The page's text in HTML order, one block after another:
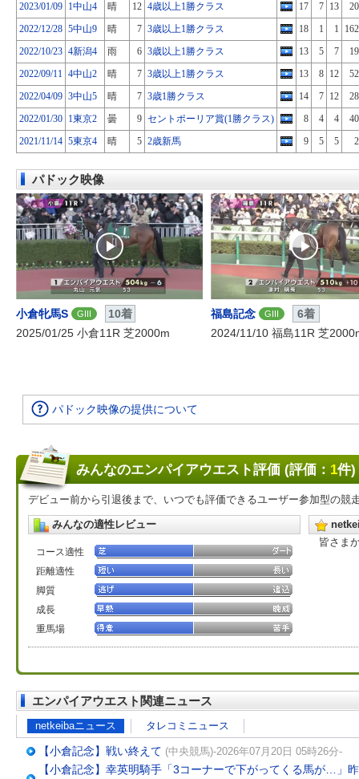
2023/01/09 1中山4 晴 12 4歳以上1勝クラス 17 7 13
2022/12/28 5中山9 晴 7 3歳以上1勝クラス 18 1 1
2022/10/23 4新潟4 雨 6 3歳以上1勝クラス 13 5 7
2022/09/11 4中山2 晴 7 3歳以上1勝クラス 13 8 12
2022/04/09 3中山5 晴 7 3歳1勝クラス 14 7 12
2022/01/30 1東京2 曇 9 セントポーリア賞(1勝クラス) 8 4 4
2021/11/14 5東京4 晴 5 2歳新馬 9 5 5
パドック映像
小倉牝馬S GIII
10着
2025/01/25 小倉11R 芝2000m
福島記念 GIII
6着
2024/11/10 福島11R 芝
パドック映像の提供について
みんなのエンパイアウエスト評価 (評価： 1件)
デビュー前から引退後まで、いつでも評価できるユーザー参加型の競
みんなの適性レビュー
コース適性
距離適性
脚質
成長
重馬場
皆さま
エンパイアウエスト関連ニュース
netkeibaニュース タレコミニュース
【小倉記念】戦い終えて (中央競馬)-2026年07月20日 05時26分-
【小倉記念】幸英明騎手「3コーナーで下がってくる馬が…」